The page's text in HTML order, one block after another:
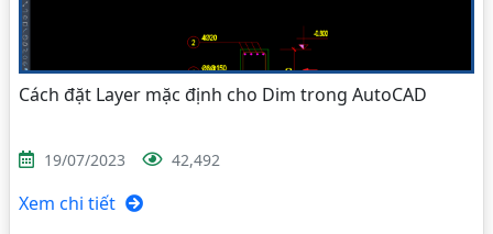
Cách đặt Layer mặc định cho Dim trong AutoCAD
19/07/2023 42,492
Xem chi tiết